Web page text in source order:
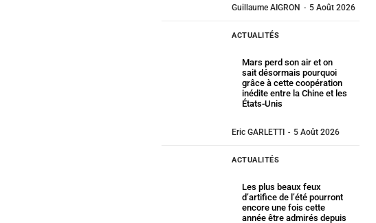
Guillaume AIGRON - 5 Août 2026
ACTUALITÉS
Mars perd son air et on
sait désormais pourquoi
grâce à cette coopération
inédite entre la Chine et les
États-Unis
Eric GARLETTI - 5 Août 2026
ACTUALITÉS
Les plus beaux feux
d’artifice de l’été pourront
encore une fois cette
année être admirés depuis